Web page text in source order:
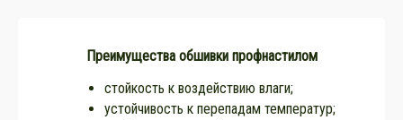
Преимущества обшивки профнастилом
стойкость к воздействию влаги;
устойчивость к перепадам температур;